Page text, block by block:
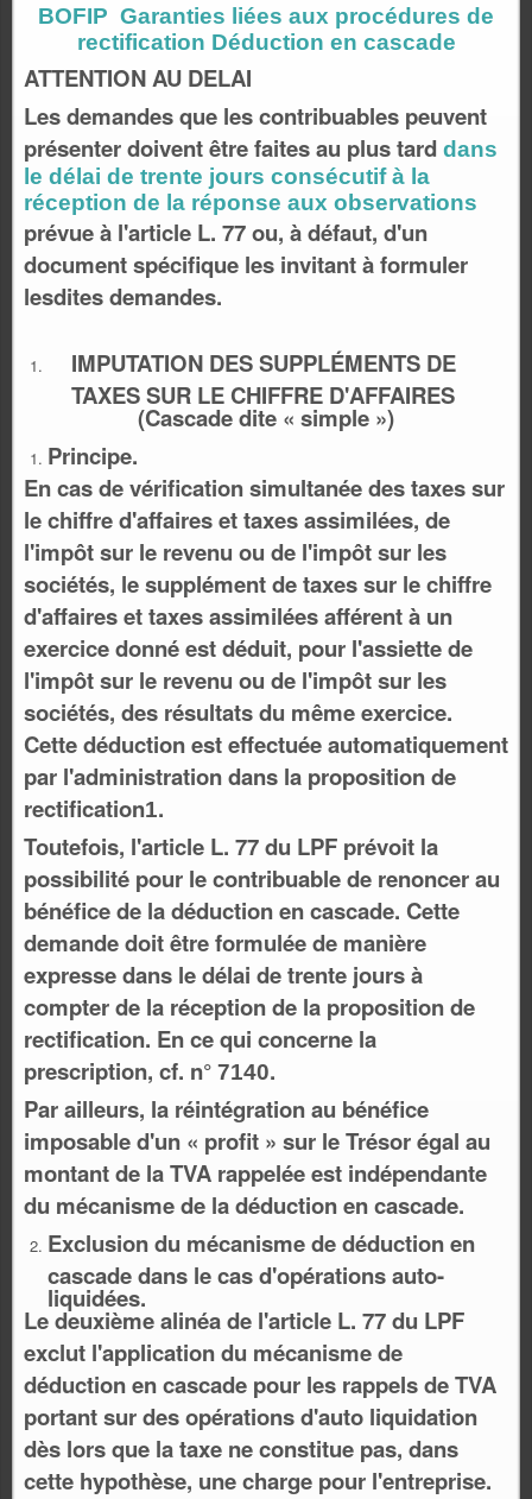
BOFIP Garanties liées aux procédures de
rectification Déduction en cascade
ATTENTION AU DELAI
Les demandes que les contribuables peuvent
présenter doivent être faites au plus tard dans
le délai de trente jours consécutif à la
réception de la réponse aux observations
prévue à l'article L. 77 ou, à défaut, d'un
document spécifique les invitant à formuler
lesdites demandes.
IMPUTATION DES SUPPLÉMENTS DE
TAXES SUR LE CHIFFRE D'AFFAIRES
(Cascade dite « simple »)
Principe.
En cas de vérification simultanée des taxes sur
le chiffre d'affaires et taxes assimilées, de
l'impôt sur le revenu ou de l'impôt sur les
sociétés, le supplément de taxes sur le chiffre
d'affaires et taxes assimilées afférent à un
exercice donné est déduit, pour l'assiette de
l'impôt sur le revenu ou de l'impôt sur les
sociétés, des résultats du même exercice.
Cette déduction est effectuée automatiquement
par l'administration dans la proposition de
rectification1.
Toutefois, l'article L. 77 du LPF prévoit la
possibilité pour le contribuable de renoncer au
bénéfice de la déduction en cascade. Cette
demande doit être formulée de manière
expresse dans le délai de trente jours à
compter de la réception de la proposition de
rectification. En ce qui concerne la
prescription, cf. n° 7140.
Par ailleurs, la réintégration au bénéfice
imposable d'un « profit » sur le Trésor égal au
montant de la TVA rappelée est indépendante
du mécanisme de la déduction en cascade.
Exclusion du mécanisme de déduction en
cascade dans le cas d'opérations auto-
liquidées.
Le deuxième alinéa de l'article L. 77 du LPF
exclut l'application du mécanisme de
déduction en cascade pour les rappels de TVA
portant sur des opérations d'auto liquidation
dès lors que la taxe ne constitue pas, dans
cette hypothèse, une charge pour l'entreprise.